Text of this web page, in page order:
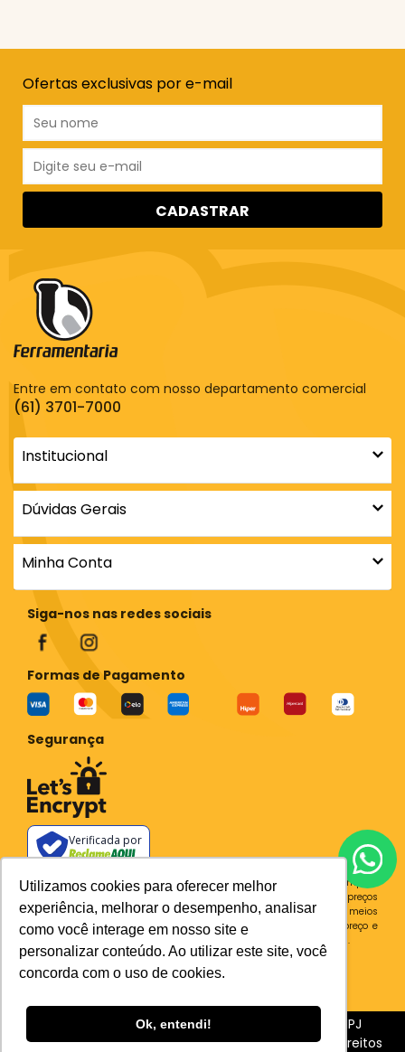
Utilizamos cookies para oferecer melhor
experiência, melhorar o desempenho, analisar
como você interage em nosso site e
personalizar conteúdo. Ao utilizar este site, você
concorda com o uso de cookies.
Ok, entendi!
Ofertas exclusivas por e-mail
CADASTRAR
Entre em contato com nosso departamento comercial
(61) 3701-7000
Institucional
Dúvidas Gerais
Minha Conta
Siga-nos nas redes sociais
Formas de Pagamento
Segurança
Verificada por
Todos os preços e condições deste site são válidos apenas para compras
no site e não se aplicam a Loja Física. Destacamos que os preços
previstos no site prevalecem aos demais anunciados em outros meios
de comunicação e sites de buscas. Em caso de divergência do preço e
condições no site, o valor válido é sempre o do carrinho de compras.
Plataforma
Sia Trecho 3, 510 BRASILIA - DF CEP 71200-030 CNPJ
31.539.004/0001-76BC Ferramentaria - Todos os Direitos